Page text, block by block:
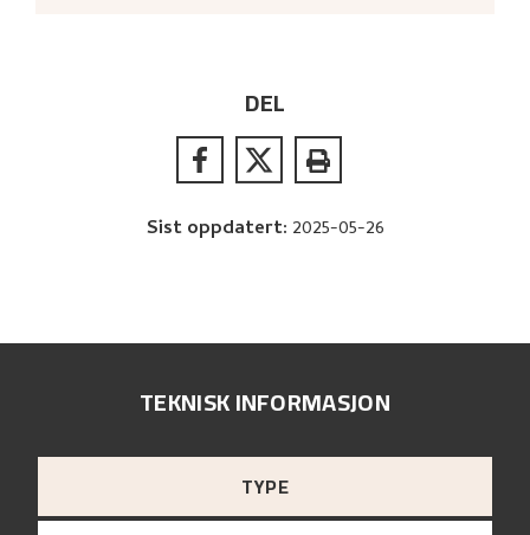
DEL
Sist oppdatert: 2025-05-26
TEKNISK INFORMASJON
TYPE